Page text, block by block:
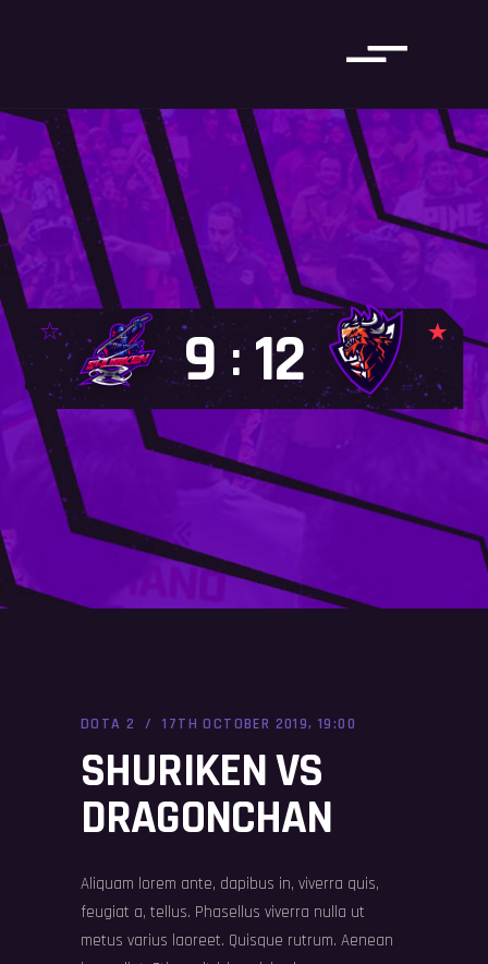
9 : 12
DOTA 2 17TH OCTOBER 2019, 19:00
SHURIKEN VS
DRAGONCHAN
Aliquam lorem ante, dapibus in, viverra quis,
feugiat a, tellus. Phasellus viverra nulla ut
metus varius laoreet. Quisque rutrum. Aenean